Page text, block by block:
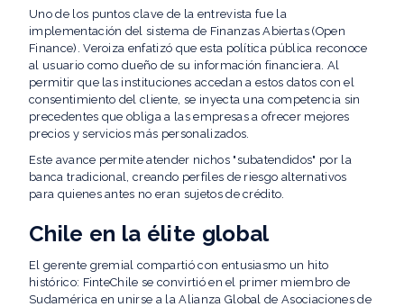
Uno de los puntos clave de la entrevista fue la
implementación del sistema de Finanzas Abiertas (Open
Finance). Veroiza enfatizó que esta política pública reconoce
al usuario como dueño de su información financiera. Al
permitir que las instituciones accedan a estos datos con el
consentimiento del cliente, se inyecta una competencia sin
precedentes que obliga a las empresas a ofrecer mejores
precios y servicios más personalizados.
Este avance permite atender nichos "subatendidos" por la
banca tradicional, creando perfiles de riesgo alternativos
para quienes antes no eran sujetos de crédito.
Chile en la élite global
El gerente gremial compartió con entusiasmo un hito
histórico: FinteChile se convirtió en el primer miembro de
Sudamérica en unirse a la Alianza Global de Asociaciones de